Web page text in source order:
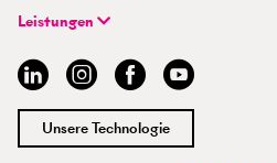
info@betterhomes.at
FAQ | Einstieg für Maklerprofis
Unternehmen
Hybrides Maklermodell
BETTERHOMES-Erfahrungen
Management
Jobs
Standorte
Presse
Leistungen
Immobilie verkaufen/vermieten
Immobilien-Ratgeber
Immobilienmakler/-in werden
Unsere Technologie